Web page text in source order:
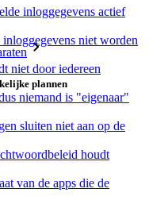
plannen
inloggegevens actief
niet worden
niet door iedereen
niemand is "eigenaar"
sluiten niet aan op de
houdt
van de apps die de